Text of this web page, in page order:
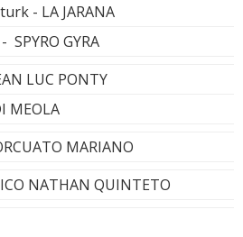
- LA JARANA
GYRA
LUC PONTY
MEOLA
MARIANO
NATHAN QUINTETO